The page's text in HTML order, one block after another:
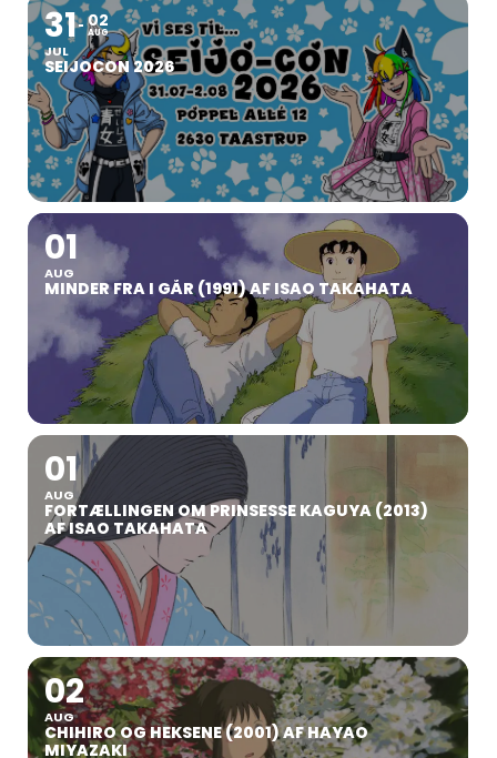
31
JUL
02
AUG
SEIJOCON 2026
01
AUG
MINDER FRA I GÅR (1991) AF ISAO TAKAHATA
01
AUG
FORTÆLLINGEN OM PRINSESSE KAGUYA (2013)
AF ISAO TAKAHATA
02
AUG
CHIHIRO OG HEKSENE (2001) AF HAYAO
MIYAZAKI